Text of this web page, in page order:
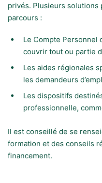
privés. Plusieurs solutions
parcours :
Le Compte Personnel
couvrir tout ou partie
Les aides régionales
les demandeurs
Les dispositifs
professionnelle,
Il est conseillé de se
formation et des conseils
financement.